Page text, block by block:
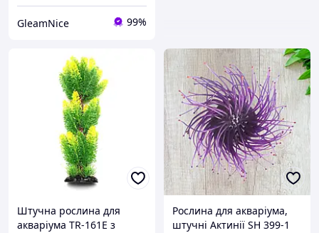
GleamNice 99%
Штучна рослина для
акваріума TR-161E з
Рослина для акваріума,
штучні Актинії SH 399-1